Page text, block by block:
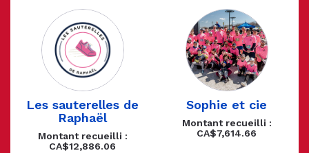
Les sauterelles de
Raphaël
Montant recueilli :
CA$12,886.06
Sophie et cie
Montant recueilli :
CA$7,614.66